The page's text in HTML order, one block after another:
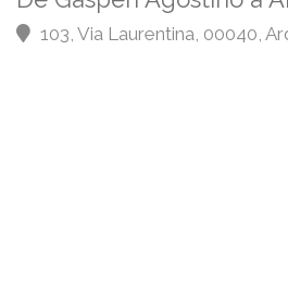
103, Via Laurentina, 00040,